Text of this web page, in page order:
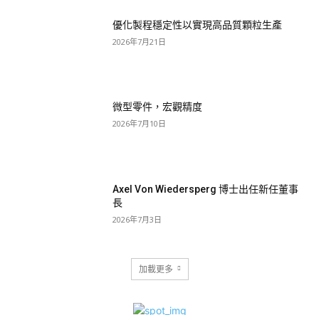
優化製程穩定性以實現高品質顆粒生產
2026年7月21日
微型零件，宏觀精度
2026年7月10日
Axel Von Wiedersperg 博士出任新任董事
長
2026年7月3日
加載更多